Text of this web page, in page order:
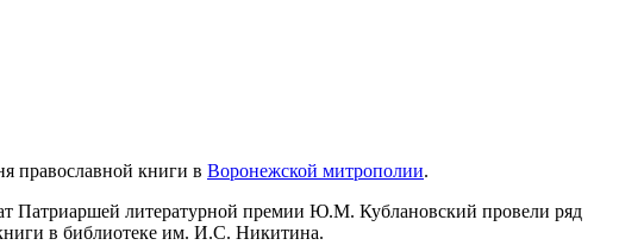
православной книги в Воронежской митрополии.
Патриаршей литературной премии Ю.М. Кублановский провели ряд
в библиотеке им. И.С. Никитина.